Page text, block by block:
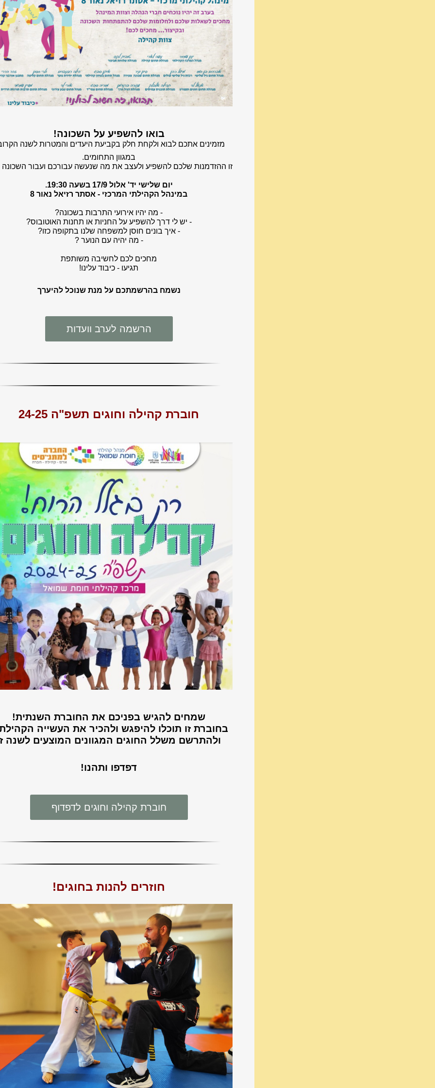
בואו להשפיע על השכונה!
מזמינים אתכם לבוא ולקחת חלק בקביעת היעדים והמטרות לשנה
במגוון התחומים.
זו ההזדמנות שלכם להשפיע ולעצב את מה שנעשה עבורכם ועבור השכונה
יום שלישי יד' אלול 17/9 בשעה 19:30.
במינהל הקהילתי המרכזי - אסתר רזיאל נאור 8
- מה יהיו אירועי התרבות בשכונה?
- יש לי דרך להשפיע על החניות או תחנות האוטובוס?
- איך בונים חוסן למשפחה שלנו בתקופה כזו?
‍- מה יהיה עם הנוער ?
מחכים לכם לחשיבה משותפת
תגיעו - כיבוד עלינו!
נשמח בהרשמתכם על מנת שנוכל להיערך
הרשמה לערב וועדות
חוברת קהילה וחוגים תשפ"ה 24-25
שמחים להגיש בפניכם את החוברת השנתית!
‍‍‍בחוברת זו תוכלו להיפגש ולהכיר את העשייה
‍️ולהתרשם משלל החוגים המגוונים המוצעים לשנה
דפדפו ותהנו!
חוברת קהילה וחוגים לדפדוף
חוזרים להנות בחוגים!